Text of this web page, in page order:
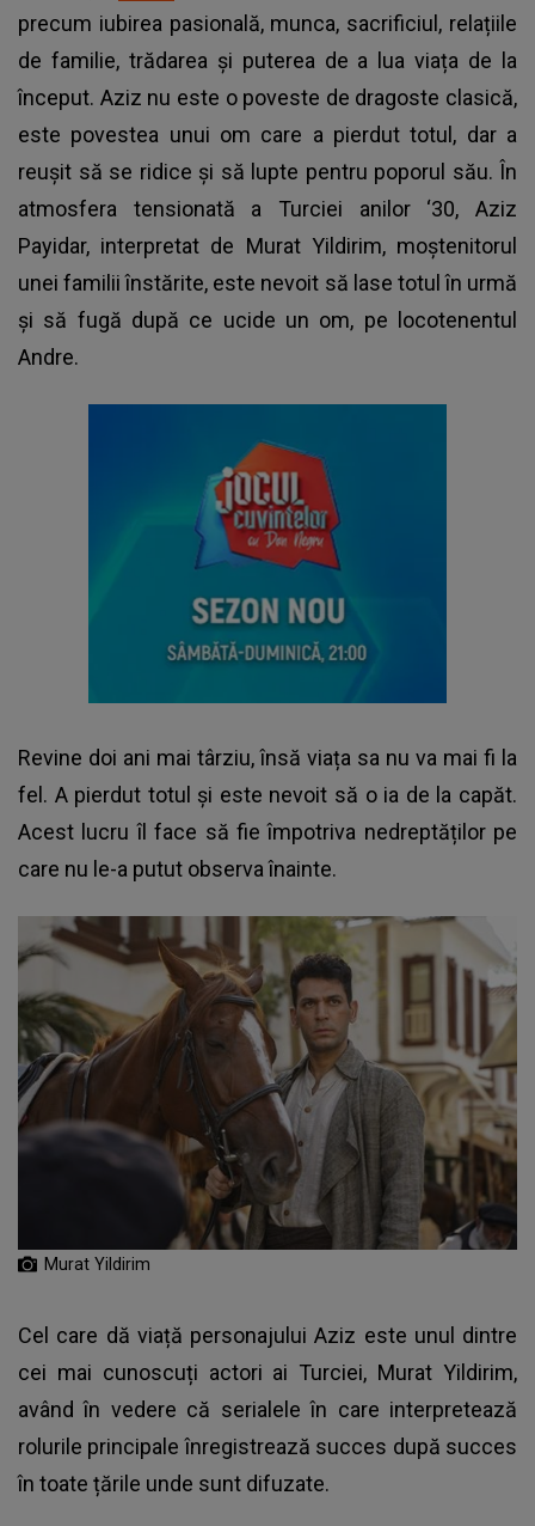
precum iubirea pasională, munca, sacrificiul, relațiile
de familie, trădarea și puterea de a lua viața de la
început. Aziz nu este o poveste de dragoste clasică,
este povestea unui om care a pierdut totul, dar a
reușit să se ridice și să lupte pentru poporul său. În
atmosfera tensionată a Turciei anilor ‘30, Aziz
Payidar, interpretat de Murat Yildirim, moștenitorul
unei familii înstărite, este nevoit să lase totul în urmă
și să fugă după ce ucide un om, pe locotenentul
Andre.
Revine doi ani mai târziu, însă viața sa nu va mai fi la
fel. A pierdut totul și este nevoit să o ia de la capăt.
Acest lucru îl face să fie împotriva nedreptăților pe
care nu le-a putut observa înainte.
Murat Yildirim
Cel care dă viață personajului Aziz este unul dintre
cei mai cunoscuți actori ai Turciei, Murat Yildirim,
având în vedere că serialele în care interpretează
rolurile principale înregistrează succes după succes
în toate țările unde sunt difuzate.